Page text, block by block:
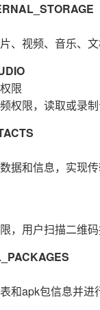
、视频、音乐、
限
权限，读取或录
据和信息，实现传
，用户扫描二维码
和apk包信息并进